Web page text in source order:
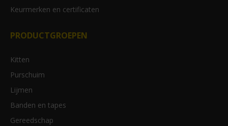
Keurmerken en certificaten
PRODUCTGROEPEN
Kitten
Purschuim
Lijmen
Banden en tapes
Gereedschap